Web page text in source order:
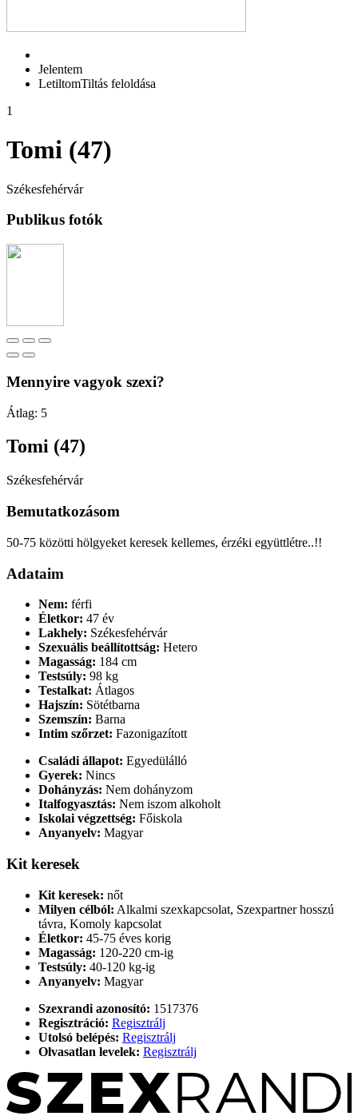
Jelentem
LetiltomTiltás feloldása
1
Tomi (47)
Székesfehérvár
Publikus fotók
Mennyire vagyok szexi?
Átlag: 5
Tomi (47)
Székesfehérvár
Bemutatkozásom
50-75 közötti hölgyeket keresek kellemes, érzéki együttlétre..!!
Adataim
Nem: férfi
Életkor: 47 év
Lakhely: Székesfehérvár
Szexuális beállítottság: Hetero
Magasság: 184 cm
Testsúly: 98 kg
Testalkat: Átlagos
Hajszín: Sötétbarna
Szemszín: Barna
Intim szőrzet: Fazonigazított
Családi állapot: Egyedülálló
Gyerek: Nincs
Dohányzás: Nem dohányzom
Italfogyasztás: Nem iszom alkoholt
Iskolai végzettség: Főiskola
Anyanyelv: Magyar
Kit keresek
Kit keresek: nőt
Milyen célból: Alkalmi szexkapcsolat, Szexpartner hosszú
távra, Komoly kapcsolat
Életkor: 45-75 éves korig
Magasság: 120-220 cm-ig
Testsúly: 40-120 kg-ig
Anyanyelv: Magyar
Szexrandi azonosító: 1517376
Regisztráció: Regisztrálj
Utolsó belépés: Regisztrálj
Olvasatlan levelek: Regisztrálj